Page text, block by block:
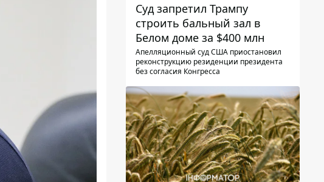
Суд запретил Трампу
строить бальный зал в
Белом доме за $400 млн
Апелляционный суд США приостановил
реконструкцию резиденции президента
без согласия Конгресса